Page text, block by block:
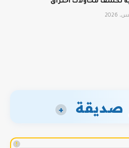
تكشف محاولات اختراق
صديقة +
!